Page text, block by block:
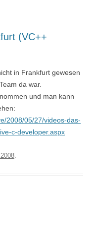
(VC++
in Frankfurt gewesen
da war.
und man kann
2008/05/27/videos-das-
c-developer.aspx
.